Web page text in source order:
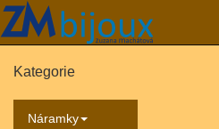
Kategorie
Náramky